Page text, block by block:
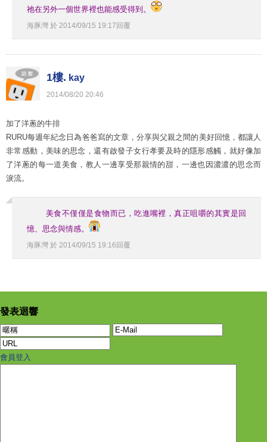
祂在另外一個世界裡也能感受得到。
海豚灣 於 2014/09/15 19:17 回覆
1樓. kay
2014/08/20 20:46
加了洋蔥的牛排
RURU每週年紀念日為爸爸寫的文章，分享與父親之間的美好回憶，都讓人
非常感動，美味的思念，還有啟發子女行孝要及時的隱形感觸，就好像加
了洋蔥的每一道美食，教人一邊享受那親情的甜，一邊也因濃濃的思念而
淚流。
美食不僅僅是食物而已，吃進嘴裡，真正咀嚼的其實是回
憶、思念與情感。
海豚灣 於 2014/09/15 19:16 回覆
發表迴響
會員登入